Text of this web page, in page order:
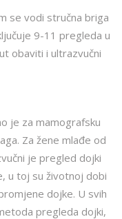
se vodi stručna briga
9-11 pregleda u
obaviti i ultrazvučni
je za mamografsku
Za žene mlađe od
je pregled dojki
u toj su životnoj dobi
dojke. U svih
pregleda dojki,